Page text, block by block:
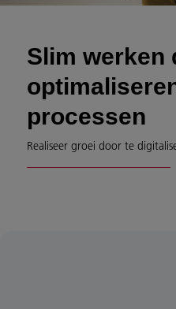
Slim werken
processen
Realiseer groei door te